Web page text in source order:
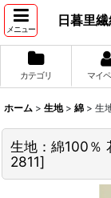
メニュー
日暮里
カテゴリ マイ
ホーム > 生地 > 綿 > 生
生地：綿100％
2811]